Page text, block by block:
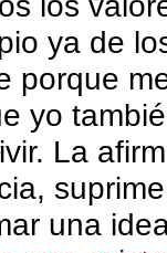
ya de
porque
yo
La
una